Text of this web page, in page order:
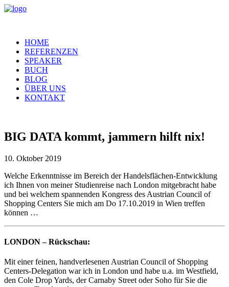
HOME
REFERENZEN
SPEAKER
BUCH
BLOG
ÜBER UNS
KONTAKT
BIG DATA kommt, jammern hilft nix!
10. Oktober 2019
Welche Erkenntnisse im Bereich der Handelsflächen-Entwicklung
ich Ihnen von meiner Studienreise nach London mitgebracht habe
und bei welchem spannenden Kongress des Austrian Council of
Shopping Centers Sie mich am Do 17.10.2019 in Wien treffen
können …
LONDON – Rückschau:
Mit einer feinen, handverlesenen Austrian Council of Shopping
Centers-Delegation war ich in London und habe u.a. im Westfield,
den Cole Drop Yards, der Carnaby Street oder Soho für Sie die